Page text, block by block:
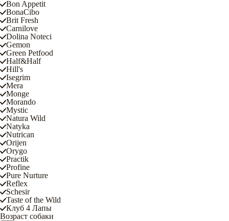
Bon Appetit
BonaCibo
Brit Fresh
Carnilove
Dolina Noteci
Gemon
Green Petfood
Half&Half
Hill's
Isegrim
Mera
Monge
Morando
Mystic
Natura Wild
Natyka
Nutrican
Orijen
Orygo
Practik
Profine
Pure Nurture
Reflex
Schesir
Taste of the Wild
Клуб 4 Лапы
Возраст собаки